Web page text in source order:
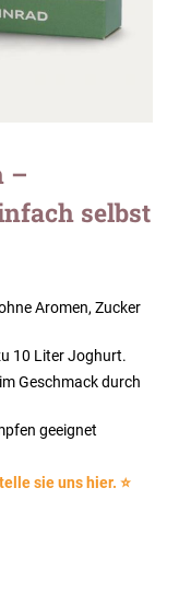
–
selbst
Aromen, Zucker
10 Liter Joghurt.
Geschmack durch
geeignet
sie uns hier. ⭐